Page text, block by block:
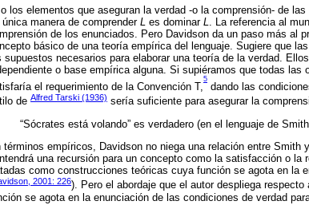
los elementos que aseguran la verdad -o la comprensión- de
única manera de comprender L es dominar L
. La referencia al
de los enunciados. Pero Davidson da un paso más al
básico de una teoría empírica del lenguaje. Sugiere que
supuestos necesarios para elaborar una teoría de la verdad.
o base empírica alguna. Si supiéramos que todas
el requerimiento de la Convención T,
5
dando las
de Alfred Tarski (1936) sería suficiente para asegurar la
“Sócrates está volando” es verdadero (en el lenguaje de
términos empíricos, Davidson no niega una relación entre Smith
una recursión para un concepto como la satisfacción o
como construcciones teóricas cuya función se agota en la
2001: 226). Pero el abordaje que el autor despliega
se agota en la enunciación de las condiciones de verdad